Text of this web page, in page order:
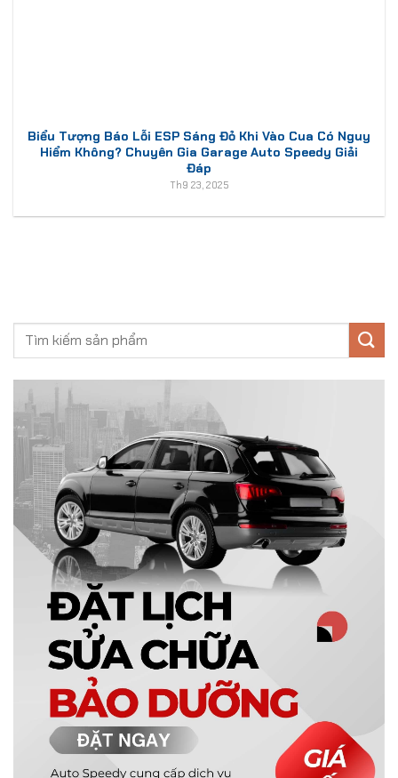
Biểu Tượng Báo Lỗi ESP Sáng Đỏ Khi Vào Cua Có Nguy
Hiểm Không? Chuyên Gia Garage Auto Speedy Giải
Đáp
Th9 23, 2025